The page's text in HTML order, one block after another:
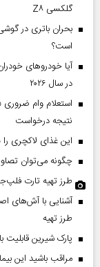
گلکسی Z۸
است؟
آیا خودروهای
در سال ۲۰۲۶
نتیجه درخواست
این غذای لاکچری را ۱۵ دقیقه‌ای آماده کنید
چگونه می‌توان
طرز تهیه تارت
آشنایی با آش‌های
طرز تهیه
پارک شیرین قابلیت‌
مراقب باشید این